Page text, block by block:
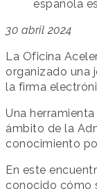
española
30 abril 2024
La Oficina
organizado una
la firma
Una
ámbito de la
conocimiento
En este
conocido cómo